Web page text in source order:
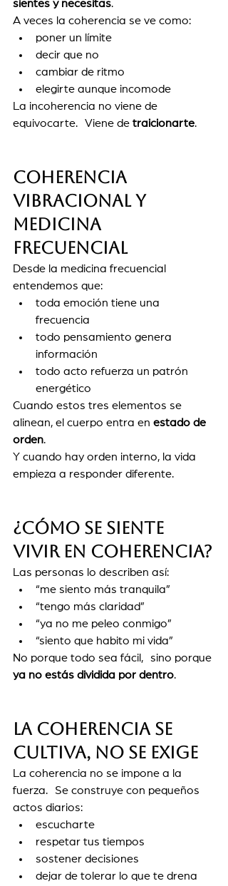
sientes y necesitas.
A veces la coherencia se ve como:
poner un límite
decir que no
cambiar de ritmo
elegirte aunque incomode
La incoherencia no viene de
equivocarte. Viene de traicionarte.
Coherencia
vibracional y
medicina
frecuencial
Desde la medicina frecuencial
entendemos que:
toda emoción tiene una
frecuencia
todo pensamiento genera
información
todo acto refuerza un patrón
energético
Cuando estos tres elementos se
alinean, el cuerpo entra en estado de
orden.
Y cuando hay orden interno, la vida
empieza a responder diferente.
¿Cómo se siente
vivir en coherencia?
Las personas lo describen así:
“me siento más tranquila”
“tengo más claridad”
“ya no me peleo conmigo”
“siento que habito mi vida”
No porque todo sea fácil, sino porque
ya no estás dividida por dentro.
La coherencia se
cultiva, no se exige
La coherencia no se impone a la
fuerza. Se construye con pequeños
actos diarios:
escucharte
respetar tus tiempos
sostener decisiones
dejar de tolerar lo que te drena